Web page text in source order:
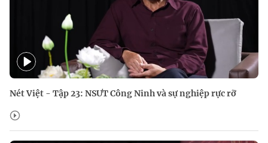
Nét Việt - Tập 23: NSƯT Công Ninh và sự nghiệp rực rỡ